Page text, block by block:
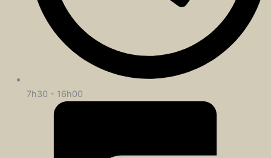
7h30 - 16h00